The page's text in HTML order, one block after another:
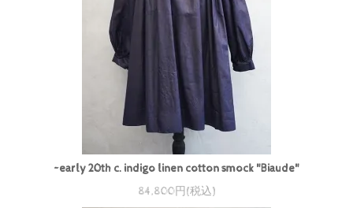
~early 20th c. indigo linen cotton smock "Biaude"
84,800円(税込)